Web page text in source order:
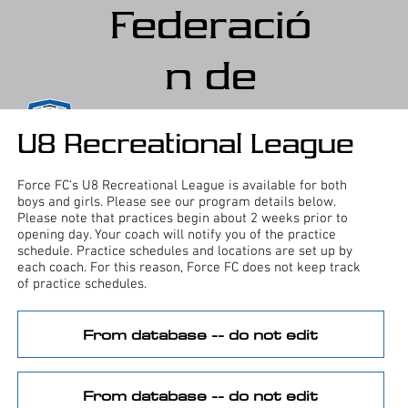
Federació
n de
fútbol de
Crystal
Lake
From database -- do not edit
From database -- do not edit
U8 Recreational League
Force FC's U8 Recreational League is available for both
boys and girls. Please see our program details below.
Please note that practices begin about 2 weeks prior to
opening day. Your coach will notify you of the practice
schedule. Practice schedules and locations are set up by
each coach. For this reason, Force FC does not keep track
of practice schedules.